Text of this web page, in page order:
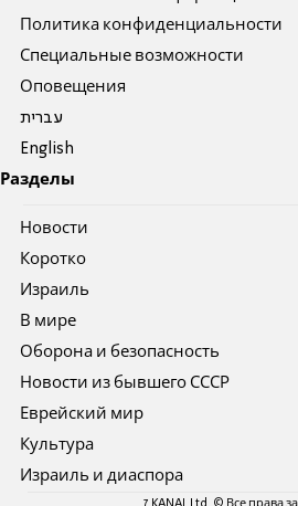
Политика конфиденциальности
Специальные возможности
Оповещения
עברית
English
Разделы
Новости
Коротко
Израиль
В мире
Оборона и безопасность
Новости из бывшего СССР
Еврейский мир
Культура
Израиль и диаспора